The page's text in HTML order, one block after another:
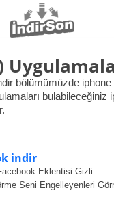
bölümümüzde
bulabileceğiniz
indir
Eklentisi Gizli
Seni Engelleyenleri